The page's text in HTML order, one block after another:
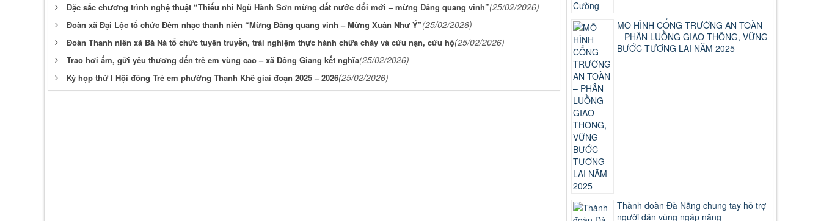
Đặc sắc chương trình nghệ thuật “Thiếu nhi Ngũ Hành Sơn mừng đất nước đổi mới – mừng Đảng quang vinh”(25/02/2026)
Đoàn xã Đại Lộc tổ chức Đêm nhạc thanh niên “Mừng Đảng quang vinh – Mừng Xuân Như Ý”(25/02/2026)
Đoàn Thanh niên xã Bà Nà tổ chức tuyên truyền, trải nghiệm thực hành chữa cháy và cứu nạn, cứu hộ(25/02/2026)
Trao hơi ấm, gửi yêu thương đến trẻ em vùng cao – xã Đông Giang kết nghĩa(25/02/2026)
Kỳ họp thứ I Hội đồng Trẻ em phường Thanh Khê giai đoạn 2025 – 2026(25/02/2026)
MÔ HÌNH CỔNG TRƯỜNG AN TOÀN
– PHÂN LUỒNG GIAO THÔNG, VỮNG
BƯỚC TƯƠNG LAI NĂM 2025
Thành đoàn Đà Nẵng chung tay hỗ trợ
người dân vùng ngập nặng